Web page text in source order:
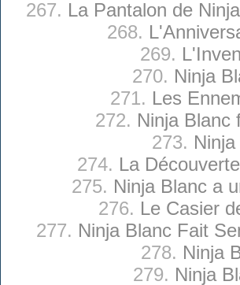
267. La Pantalon de
268.
269.
270. Ninja
271. Les
272. Ninja Blanc
273.
274. La
275. Ninja Blanc a
276. Le Casier
277. Ninja Blanc Fait
278. Ninja
279. Ninja